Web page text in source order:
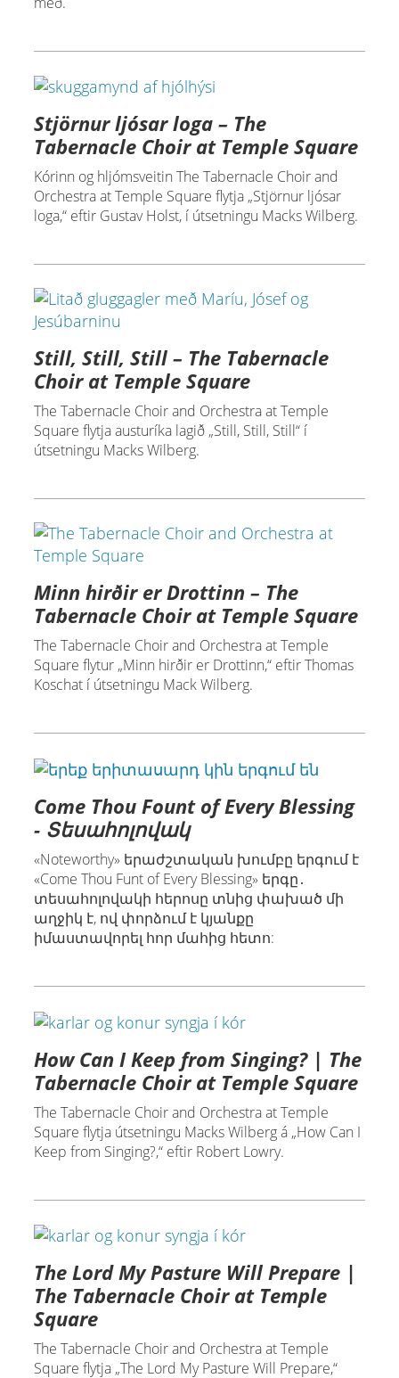
Stjörnur ljósar loga – The
Tabernacle Choir at Temple Square
Kórinn og hljómsveitin The Tabernacle Choir and
Orchestra at Temple Square flytja „Stjörnur ljósar
loga,“ eftir Gustav Holst, í útsetningu Macks Wilberg.
Still, Still, Still – The Tabernacle
Choir at Temple Square
The Tabernacle Choir and Orchestra at Temple
Square flytja austuríka lagið „Still, Still, Still“ í
útsetningu Macks Wilberg.
Minn hirðir er Drottinn – The
Tabernacle Choir at Temple Square
The Tabernacle Choir and Orchestra at Temple
Square flytur „Minn hirðir er Drottinn,“ eftir Thomas
Koschat í útsetningu Mack Wilberg.
Come Thou Fount of Every Blessing
- Տեսահոլովակ
«Noteworthy» երաժշտական խումբը երգում է
«Come Thou Funt of Every Blessing» երգը․
տեսահոլովակի հերոսը տնից փախած մի
աղջիկ է, ով փորձում է կյանքը
իմաստավորել հոր մահից հետո:
How Can I Keep from Singing? | The
Tabernacle Choir at Temple Square
The Tabernacle Choir and Orchestra at Temple
Square flytja útsetningu Macks Wilberg á „How Can I
Keep from Singing?,“ eftir Robert Lowry.
The Lord My Pasture Will Prepare |
The Tabernacle Choir at Temple
Square
The Tabernacle Choir and Orchestra at Temple
Square flytja „The Lord My Pasture Will Prepare,“